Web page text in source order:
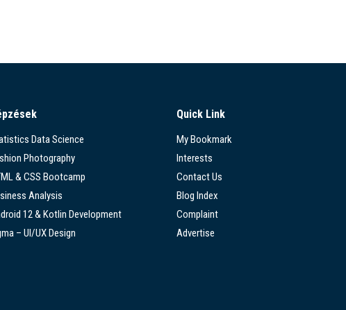
Data Science
Photography
& CSS Bootcamp
Analysis
12 & Kotlin Development
– UI/UX Design
Quick Link
My Bookmark
Interests
Contact Us
Blog Index
Complaint
Advertise